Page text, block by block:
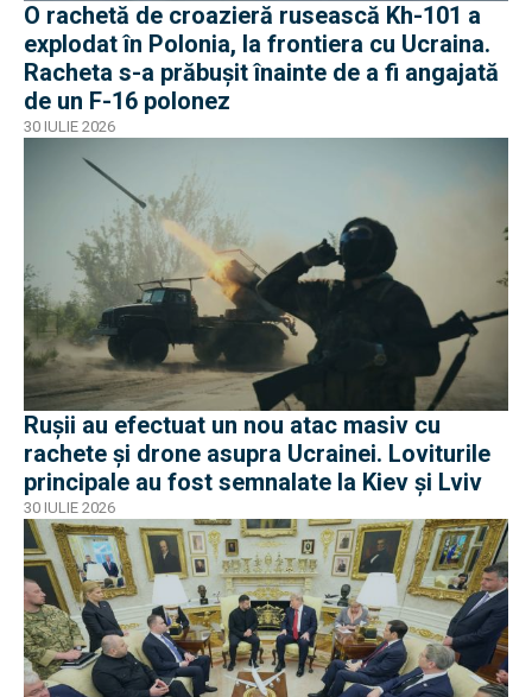
O rachetă de croazieră rusească Kh-101 a
explodat în Polonia, la frontiera cu Ucraina.
Racheta s-a prăbușit înainte de a fi angajată
de un F-16 polonez
30 IULIE 2026
Rușii au efectuat un nou atac masiv cu
rachete și drone asupra Ucrainei. Loviturile
principale au fost semnalate la Kiev și Lviv
30 IULIE 2026